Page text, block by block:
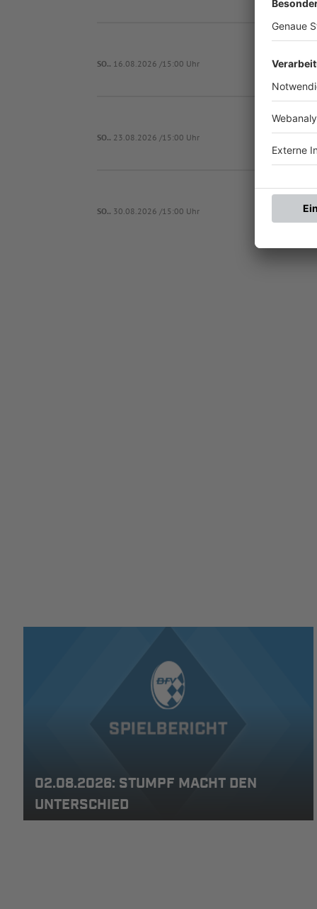
SO.. 16.08.2026 /15:00 Uhr
SO.. 23.08.2026 /15:00 Uhr TSV
SO.. 30.08.2026 /15:00 Uhr
02.08.2026: STUMPF MACHT DEN
UNTERSCHIED